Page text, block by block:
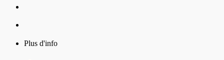
Plus d'info